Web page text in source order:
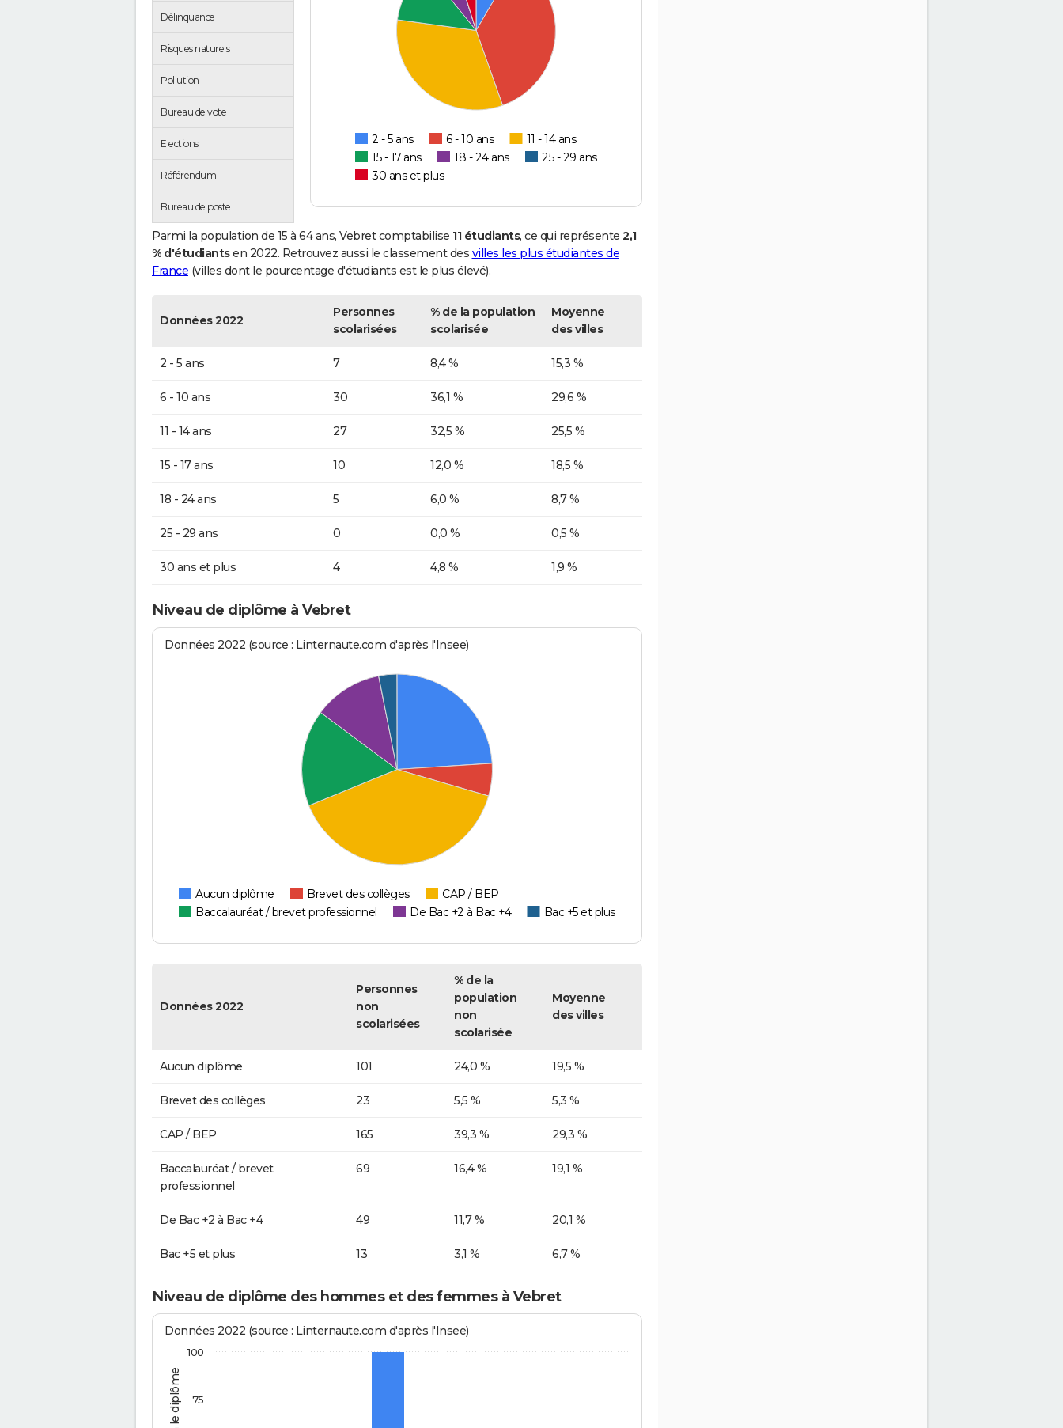
Délinquance
Risques naturels
Pollution
Bureau de vote
Elections
Référendum
Bureau de poste
2 - 5 ans 6 - 10 ans
11 - 14 ans
15 - 17 ans
18 - 24 ans
25 - 29 ans
30 ans et plus
Parmi la population de 15 à 64 ans, Vebret comptabilise 11 étudiants, ce qui représente 2,1
% d'étudiantsen 2022. Retrouvez aussi le classement des villes les plus étudiantes de
France (villes dont le pourcentage d'étudiants est le plus élevé).
Données 2022
Personnes
scolarisées
% de la population
scolarisée
Moyenne
des villes
2 - 5 ans 7 8,4 % 15,3 %
6 - 10 ans 30 36,1 % 29,6 %
11 - 14 ans 27 32,5 % 25,5 %
15 - 17 ans 10 12,0 % 18,5 %
18 - 24 ans 5 6,0 % 8,7 %
25 - 29 ans 0 0,0 % 0,5 %
30 ans et plus 4 4,8 % 1,9 %
Niveau de diplôme à Vebret
Données 2022 (source : Linternaute.com d'après l'Insee)
Aucun diplôme Brevet des collèges
CAP / BEP
Baccalauréat / brevet professionnel
De Bac +2 à Bac +4 Bac +5 et plus
Données 2022
Personnes
non
scolarisées
% de la
population
non
scolarisée
Moyenne
des villes
Aucun diplôme 101 24,0 % 19,5 %
Brevet des collèges 23 5,5 % 5,3 %
CAP / BEP 165 39,3 % 29,3 %
Baccalauréat / brevet
professionnel
69 16,4 % 19,1 %
De Bac +2 à Bac +4 49 11,7 % 20,1 %
Bac +5 et plus 13 3,1 % 6,7 %
Niveau de diplôme des hommes et des femmes à Vebret
Données 2022 (source : Linternaute.com d'après l'Insee)
75
100